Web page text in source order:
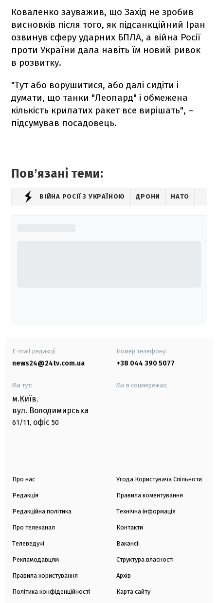
Коваленко зауважив, що Захід не зробив
висновків після того, як підсанкційний Іран
озвинув сферу ударних БПЛА, а війна Росії
проти України дала навіть їм новий ривок
в розвитку.
"Тут або ворушитися, або далі сидіти і
думати, що танки "Леопард" і обмежена
кількість крилатих ракет все вирішать", –
підсумував посадовець.
Повʼязані теми:
ВІЙНА РОСІЇ З УКРАЇНОЮ ДРОНИ НАТО
E-mail редакції
news24@24tv.com.ua
Номер телефону:
+38 044 390 5077
Ми тут:
м.Київ,
вул. Володимирська
61/11, офіс 50
Ми в соцмережах:
Про нас
Редакція
Редакційна політика
Про телеканал
Телеведучі
Рекламодавцям
Правила користування
Політика конфіденційності
Угода Користувача Спільноти
Правила коментування
Технічна інформація
Контакти
Вакансії
Структура власності
Архів
Карта сайту